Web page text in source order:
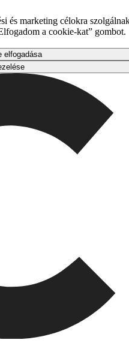
marketing célokra
a cookie-kat” gombot.
elfogadása